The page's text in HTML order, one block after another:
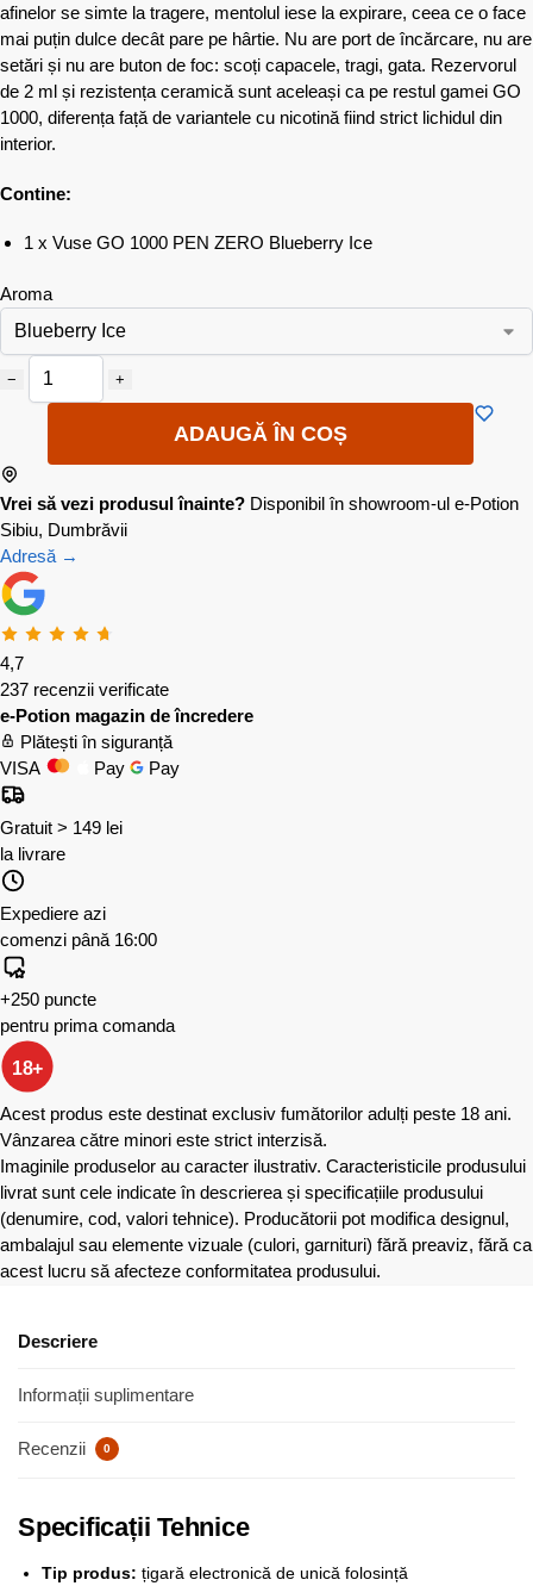
afinelor se simte la tragere, mentolul iese la expirare, ceea ce o face
mai puțin dulce decât pare pe hârtie. Nu are port de încărcare, nu are
setări și nu are buton de foc: scoți capacele, tragi, gata. Rezervorul
de 2 ml și rezistența ceramică sunt aceleași ca pe restul gamei GO
1000, diferența față de variantele cu nicotină fiind strict lichidul din
interior.
Contine:
1 x Vuse GO 1000 PEN ZERO Blueberry Ice
Aroma
− +
ADAUGĂ ÎN COȘ
Vrei să vezi produsul înainte? Disponibil în showroom-ul e-Potion
Sibiu, Dumbrăvii
Adresă →
4,7
237 recenzii verificate
e-Potion magazin de încredere
Plătești în siguranță
VISA
Pay Pay
Gratuit > 149 lei
la livrare
Expediere azi
comenzi până 16:00
+250 puncte
pentru prima comanda
18+
Acest produs este destinat exclusiv fumătorilor adulți peste 18 ani.
Vânzarea către minori este strict interzisă.
Imaginile produselor au caracter ilustrativ. Caracteristicile produsului
livrat sunt cele indicate în descrierea și specificațiile produsului
(denumire, cod, valori tehnice). Producătorii pot modifica designul,
ambalajul sau elemente vizuale (culori, garnituri) fără preaviz, fără ca
acest lucru să afecteze conformitatea produsului.
Descriere
Informații suplimentare
Recenzii 0
Specificații Tehnice
Tip produs: țigară electronică de unică folosință